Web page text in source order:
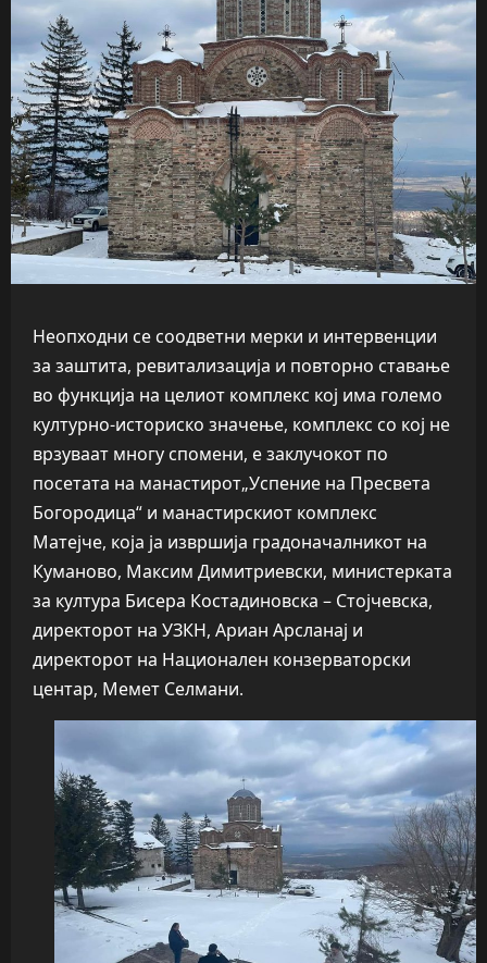
Неопходни се соодветни мерки и интервенции
за заштита, ревитализација и повторно ставање
во функција на целиот комплекс кој има големо
културно-историско значење, комплекс со кој не
врзуваат многу спомени, е заклучокот по
посетата на манастирот„Успение на Пресвета
Богородица“ и манастирскиот комплекс
Матејче, која ја извршија градоначалникот на
Куманово, Максим Димитриевски, министерката
за култура Бисера Костадиновска – Стојчевска,
директорот на УЗКН, Ариан Арсланај и
директорот на Национален конзерваторски
центар, Мемет Селмани.